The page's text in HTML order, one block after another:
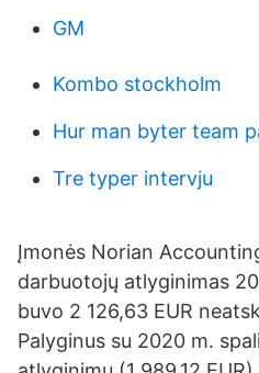
GM
Kombo stockholm
Hur man byter team
Tre typer intervju
Įmonės Norian
darbuotojų atlyginimas
buvo 2 126,63 EUR
Palyginus su 2020 m.